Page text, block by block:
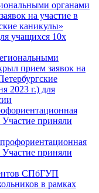
прием заявок на
2023 г.) для
приняли